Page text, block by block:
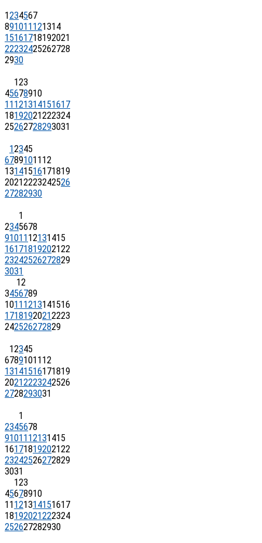
1234567
891011 121314
15161718192021
22232425262728
2930
123
45678910
11 121314151617
18192021222324
25262728293031
12345
67891011 12
13141516171819
20212223242526
27282930
1
2345678
91011 12131415
16171819202122
23242526272829
3031
12
3456789
1011 1213141516
17181920212223
242526272829
12345
67891011 12
13141516171819
20212223242526
2728293031
1
2345678
91011 12131415
16171819202122
23242526272829
3031
123
45678910
11 121314151617
18192021222324
252627282930